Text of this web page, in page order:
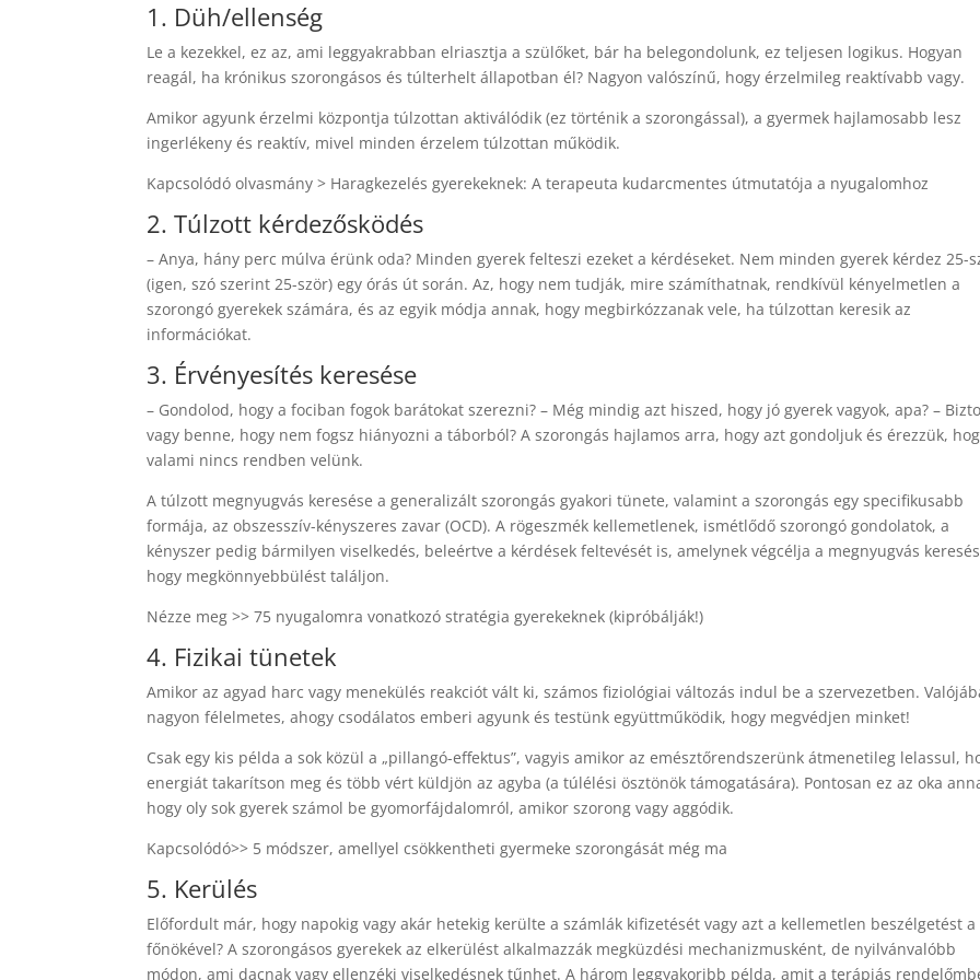
1. Düh/ellenség
Le a kezekkel, ez az, ami leggyakrabban elriasztja a szülőket, bár ha belegondolunk, ez teljesen logikus. Hogyan
reagál, ha krónikus szorongásos és túlterhelt állapotban él? Nagyon valószínű, hogy érzelmileg reaktívabb vagy.
Amikor agyunk érzelmi központja túlzottan aktiválódik (ez történik a szorongással), a gyermek hajlamosabb lesz
ingerlékeny és reaktív, mivel minden érzelem túlzottan működik.
Kapcsolódó olvasmány > Haragkezelés gyerekeknek: A terapeuta kudarcmentes útmutatója a nyugalomhoz
2. Túlzott kérdezősködés
– Anya, hány perc múlva érünk oda? Minden gyerek felteszi ezeket a kérdéseket. Nem minden gyerek kérdez 25-
(igen, szó szerint 25-ször) egy órás út során. Az, hogy nem tudják, mire számíthatnak, rendkívül kényelmetlen a
szorongó gyerekek számára, és az egyik módja annak, hogy megbirkózzanak vele, ha túlzottan keresik az
információkat.
3. Érvényesítés keresése
– Gondolod, hogy a fociban fogok barátokat szerezni? – Még mindig azt hiszed, hogy jó gyerek vagyok, apa? –
vagy benne, hogy nem fogsz hiányozni a táborból? A szorongás hajlamos arra, hogy azt gondoljuk és érezzük,
valami nincs rendben velünk.
A túlzott megnyugvás keresése a generalizált szorongás gyakori tünete, valamint a szorongás egy specifikusabb
formája, az obszesszív-kényszeres zavar (OCD). A rögeszmék kellemetlenek, ismétlődő szorongó gondolatok, a
kényszer pedig bármilyen viselkedés, beleértve a kérdések feltevését is, amelynek végcélja a megnyugvás
hogy megkönnyebbülést találjon.
Nézze meg >> 75 nyugalomra vonatkozó stratégia gyerekeknek (kipróbálják!)
4. Fizikai tünetek
Amikor az agyad harc vagy menekülés reakciót vált ki, számos fiziológiai változás indul be a szervezetben.
nagyon félelmetes, ahogy csodálatos emberi agyunk és testünk együttműködik, hogy megvédjen minket!
Csak egy kis példa a sok közül a „pillangó-effektus”, vagyis amikor az emésztőrendszerünk átmenetileg lelassul,
energiát takarítson meg és több vért küldjön az agyba (a túlélési ösztönök támogatására). Pontosan ez az oka
hogy oly sok gyerek számol be gyomorfájdalomról, amikor szorong vagy aggódik.
Kapcsolódó>> 5 módszer, amellyel csökkentheti gyermeke szorongását még ma
5. Kerülés
Előfordult már, hogy napokig vagy akár hetekig kerülte a számlák kifizetését vagy azt a kellemetlen beszélgetést a
főnökével? A szorongásos gyerekek az elkerülést alkalmazzák megküzdési mechanizmusként, de nyilvánvalóbb
módon, ami dacnak vagy ellenzéki viselkedésnek tűnhet. A három leggyakoribb példa, amit a terápiás